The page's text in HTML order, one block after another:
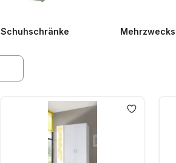
Schuhschränke